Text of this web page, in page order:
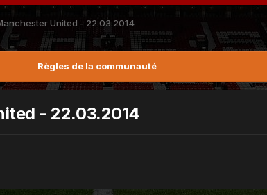
United - 22.03.2014
Règles de la communauté
- 22.03.2014